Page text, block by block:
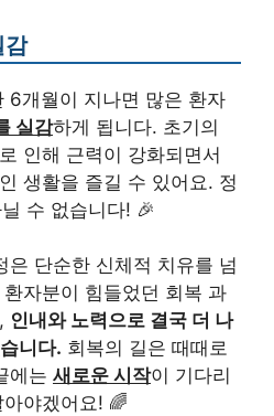
감
6개월이 지나면 많은 환자
실감하게 됩니다. 초기의
인해 근력이 강화되면서
생활을 즐길 수 있어요. 정
수 없습니다! 🎉
은 단순한 신체적 치유를 넘
자분이 힘들었던 회복 과
인내와 노력으로 결국 더 나
니다. 회복의 길은 때때로
에는 새로운 시작이 기다리
야겠어요! 🌈